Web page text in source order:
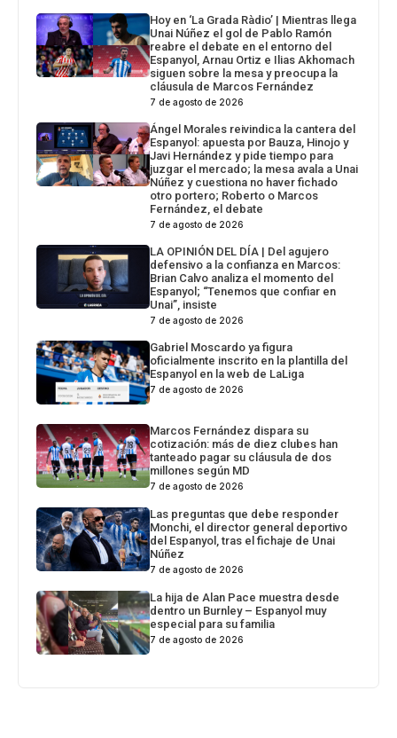
Hoy en ‘La Grada Ràdio’ | Mientras llega
Unai Núñez el gol de Pablo Ramón
reabre el debate en el entorno del
Espanyol, Arnau Ortiz e Ilias Akhomach
siguen sobre la mesa y preocupa la
cláusula de Marcos Fernández
7 de agosto de 2026
Ángel Morales reivindica la cantera del
Espanyol: apuesta por Bauza, Hinojo y
Javi Hernández y pide tiempo para
juzgar el mercado; la mesa avala a Unai
Núñez y cuestiona no haver fichado
otro portero; Roberto o Marcos
Fernández, el debate
7 de agosto de 2026
LA OPINIÓN DEL DÍA | Del agujero
defensivo a la confianza en Marcos:
Brian Calvo analiza el momento del
Espanyol; “Tenemos que confiar en
Unai”, insiste
7 de agosto de 2026
Gabriel Moscardo ya figura
oficialmente inscrito en la plantilla del
Espanyol en la web de LaLiga
7 de agosto de 2026
Marcos Fernández dispara su
cotización: más de diez clubes han
tanteado pagar su cláusula de dos
millones según MD
7 de agosto de 2026
Las preguntas que debe responder
Monchi, el director general deportivo
del Espanyol, tras el fichaje de Unai
Núñez
7 de agosto de 2026
La hija de Alan Pace muestra desde
dentro un Burnley – Espanyol muy
especial para su familia
7 de agosto de 2026